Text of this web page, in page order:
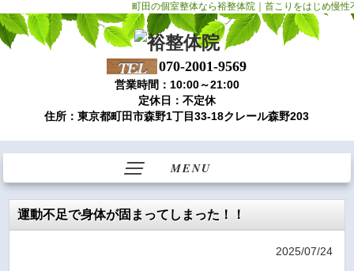
町田の個室整体なら裕整体院｜首こりをはじめ慢
070-2001-9569
営業時間：10:00～21:00
定休日：不定休
住所：東京都町田市森野1丁目33-18クレール森野203
MENU
運動不足で身体が固まってしまった！！
2025/07/24